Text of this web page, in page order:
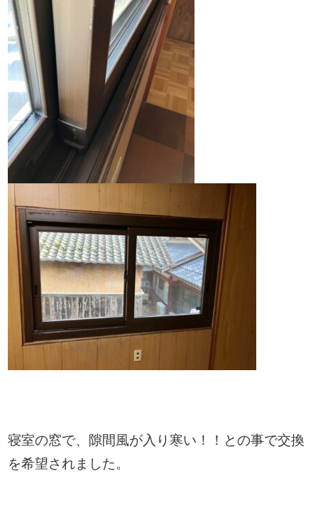
寝室の窓で、隙間風が入り寒い！！との事で交換
を希望されました。